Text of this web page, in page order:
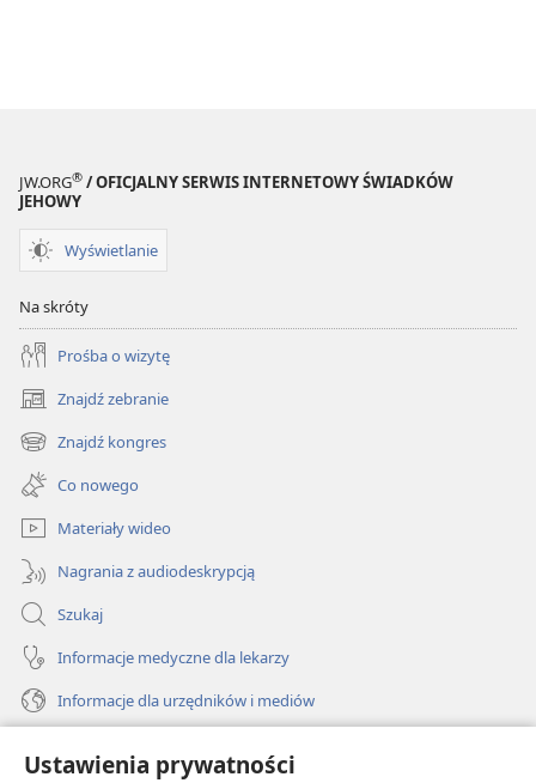
Ustawienia prywatności
JW.ORG® / OFICJALNY SERWIS INTERNETOWY ŚWIADKÓW
JEHOWY
Wyświetlanie
Na skróty
Prośba o wizytę
Znajdź zebranie
(opens
new
window)
Znajdź kongres
(opens
new
window)
Co nowego
Materiały wideo
Nagrania z audiodeskrypcją
Szukaj
Informacje medyczne dla lekarzy
Informacje dla urzędników i mediów